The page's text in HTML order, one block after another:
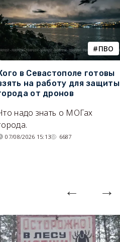
ПВО
в Севастополе готовы
на работу для защиты
от дронов
надо знать о МОГах
07/08/2026 15:13 6687